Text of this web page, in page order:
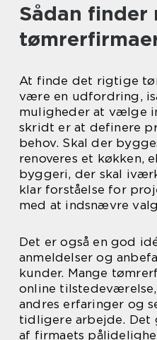
Sådan finder
At finde det rigtige
være en udfordring,
muligheder at vælge
skridt er at definere
behov. Skal der
renoveres et køkken,
byggeri, der skal
klar forståelse for
med at indsnævre
Det er også en god
anmeldelser og
kunder. Mange
online
andres erfaringer og
tidligere arbejde.
af firmaets